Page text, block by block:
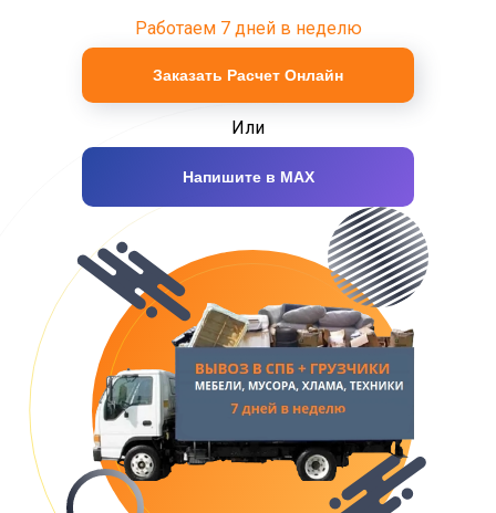
Заказать Расчет Онлайн
Работаем 7 дней в неделю
Или
Напишите в MAX